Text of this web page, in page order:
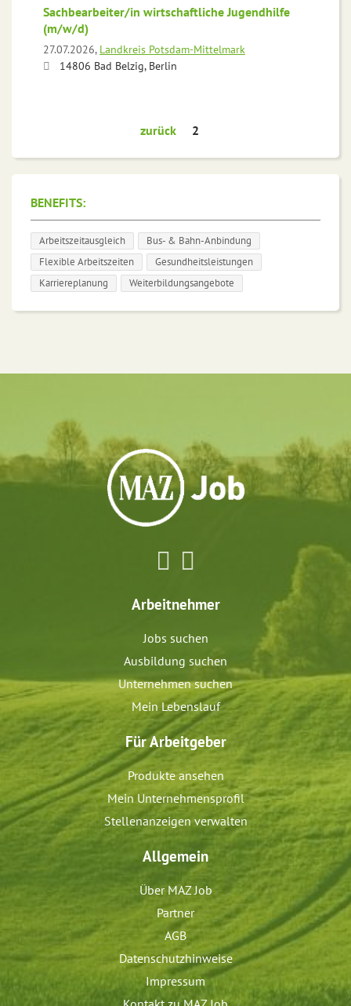
Sachbearbeiter/in wirtschaftliche Jugendhilfe
(m/w/d)
27.07.2026, Landkreis Potsdam-Mittelmark
14806 Bad Belzig, Berlin
zurück 2
BENEFITS:
Arbeitszeitausgleich
Bus- & Bahn-Anbindung
Flexible Arbeitszeiten
Gesundheitsleistungen
Karriereplanung
Weiterbildungsangebote
Arbeitnehmer
Jobs suchen
Ausbildung suchen
Unternehmen suchen
Mein Lebenslauf
Für Arbeitgeber
Produkte ansehen
Mein Unternehmensprofil
Stellenanzeigen verwalten
Allgemein
Über MAZ Job
Partner
AGB
Datenschutzhinweise
Impressum